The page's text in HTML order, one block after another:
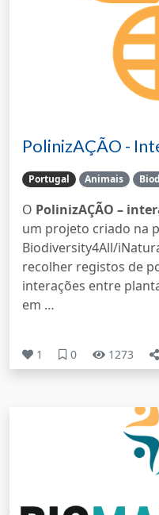
PolinizAÇÃO -
Portugal Animais
O PolinizAÇÃO –
um projeto criado na
Biodiversity4All/
recolher registos de
interações entre
em …
1 0 1273